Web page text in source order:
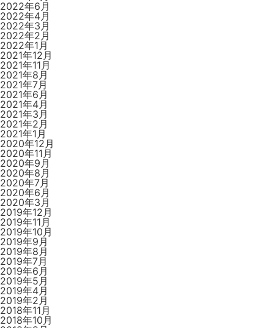
2022年6月
2022年4月
2022年3月
2022年2月
2022年1月
2021年12月
2021年11月
2021年8月
2021年7月
2021年6月
2021年4月
2021年3月
2021年2月
2021年1月
2020年12月
2020年11月
2020年9月
2020年8月
2020年7月
2020年6月
2020年3月
2019年12月
2019年11月
2019年10月
2019年9月
2019年8月
2019年7月
2019年6月
2019年5月
2019年4月
2019年2月
2018年11月
2018年10月